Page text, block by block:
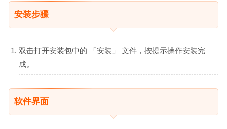
安装步骤
双击打开安装包中的 「安装」 文件，按提示操作安装完
成。
软件界面